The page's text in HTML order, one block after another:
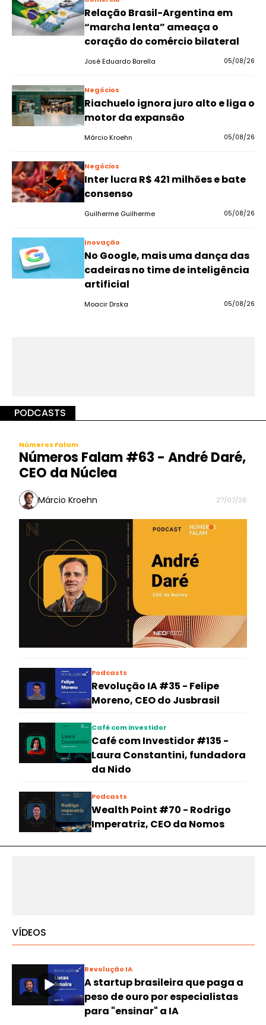
Relação Brasil-Argentina em
“marcha lenta” ameaça o
coração do comércio bilateral
José Eduardo Barella 05/08/26
Negócios
Riachuelo ignora juro alto e liga o
motor da expansão
Márcio Kroehn 05/08/26
Negócios
Inter lucra R$ 421 milhões e bate
consenso
Guilherme Guilherme 05/08/26
Inovação
No Google, mais uma dança das
cadeiras no time de inteligência
artificial
Moacir Drska 05/08/26
PODCASTS
Números Falam
Números Falam #63 - André Daré,
CEO da Núclea
Márcio Kroehn 27/07/26
Podcasts
Revolução IA #35 - Felipe
Moreno, CEO do Jusbrasil
Café com investidor
Café com Investidor #135 -
Laura Constantini, fundadora
da Nido
Podcasts
Wealth Point #70 - Rodrigo
Imperatriz, CEO da Nomos
VÍDEOS
Revolução IA
A startup brasileira que paga a
peso de ouro por especialistas
para "ensinar" a IA